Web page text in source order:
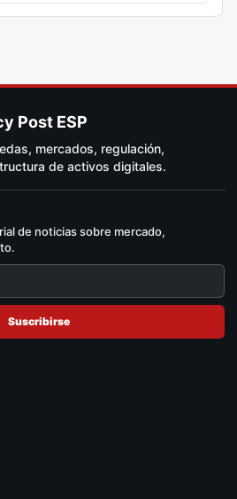
Post ESP
mercados, regulación,
de activos digitales.
de noticias sobre mercado,
Suscribirse